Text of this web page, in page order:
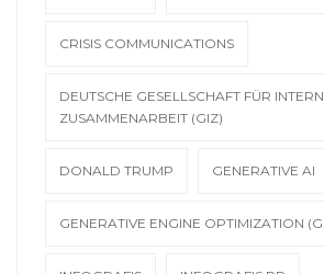
CRISIS COMMUNICATIONS
DEUTSCHE GESELLSCHAFT FÜR
ZUSAMMENARBEIT (GIZ)
DONALD TRUMP GENERATIVE AI
GENERATIVE ENGINE OPTIMIZATION